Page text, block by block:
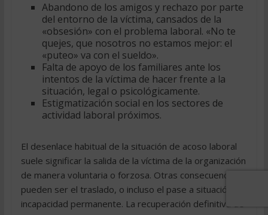
Abandono de los amigos y rechazo por parte
del entorno de la víctima, cansados de la
«obsesión» con el problema laboral. «No te
quejes, que nosotros no estamos mejor: el
«puteo» va con el sueldo».
Falta de apoyo de los familiares ante los
intentos de la víctima de hacer frente a la
situación, legal o psicológicamente.
Estigmatización social en los sectores de
actividad laboral próximos.
El desenlace habitual de la situación de acoso laboral
suele significar la salida de la víctima de la organización
de manera voluntaria o forzosa. Otras consecuencias
pueden ser el traslado, o incluso el pase a situación de
incapacidad permanente. La recuperación definitiva de